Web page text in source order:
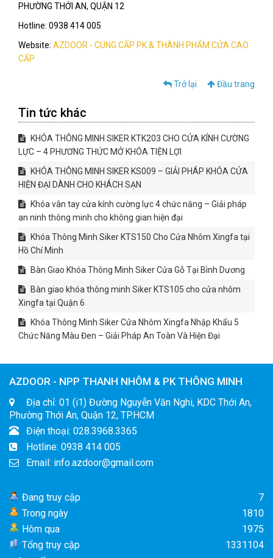
PHƯỜNG THỚI AN, QUẬN 12
Hotline: 0938 414 005
Website: AZDOOR - CUNG CẤP PK & THÀNH PHẨM CỬA CAO
CẤP
Trở lại Đầu trang
Tin tức khác
KHÓA THÔNG MINH SIKER KTK203 CHO CỬA KÍNH CƯỜNG
LỰC – 4 PHƯƠNG THỨC MỞ KHÓA TIỆN LỢI
KHÓA THÔNG MINH SIKER KS009 – GIẢI PHÁP KHÓA CỬA
HIỆN ĐẠI DÀNH CHO KHÁCH SẠN
Khóa vân tay cửa kính cường lực 4 chức năng – Giải pháp
an ninh thông minh cho không gian hiện đại
Khóa Thông Minh Siker KTS150 Cho Cửa Nhôm Xingfa tại
Hồ Chí Minh
Bàn Giao Khóa Thông Minh Siker Cửa Gỗ Tại Bình Dương
Bàn giao khóa thông minh Siker KTS105 cho cửa nhôm
Xingfa tại Quận 6
Khóa Thông Minh Siker Cửa Nhôm Xingfa Nhập Khẩu 5
Chức Năng Màu Đen – Giải Pháp An Toàn Và Hiện Đại
AZDOOR - NPP THANH NHÔM & PK THÔNG MINH
Địa chỉ: 01 (i1) Đường Nguyễn Văn Nghi, KDC Thới An,
Phường Thới An, Quận 12, TP.HCM
Điện thoại: 028.3968.3365
Hotline: 0938 414 005
Email: info.azdoor@gmail.com
Đang truy cập
7
Trong ngày
1810
Hôm qua
1975
Tổng truy cập
1331104